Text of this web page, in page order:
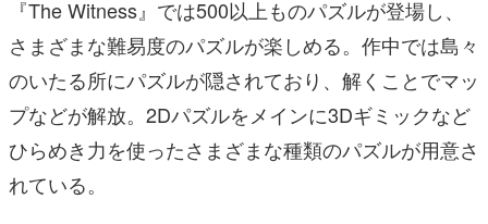
『The Witness』では500以上ものパズルが登場し、
さまざまな難易度のパズルが楽しめる。作中では島々
のいたる所にパズルが隠されており、解くことでマッ
プなどが解放。2Dパズルをメインに3Dギミックなど
ひらめき力を使ったさまざまな種類のパズルが用意さ
れている。